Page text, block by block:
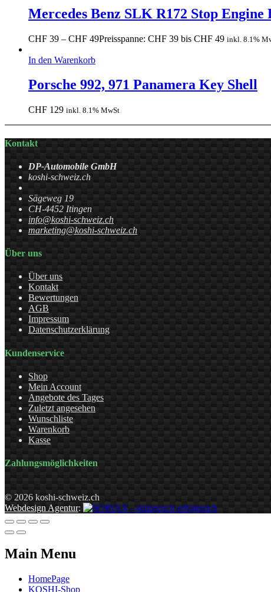
Mercedes Benz SLK R172 Stop
CHF 39 – CHF 49Preisspanne: CHF 39 bis CHF 49 inkl. 8.1%
In den Warenkorb
Porsche 992, 971 Panamera Key Shell
CHF 129 inkl. 8.1% MwSt
Kontakt
DP-Automobile GmbH
koshi-schweiz.ch
Sägeweg 19
CH-4452 Itingen
info@koshi-schweiz.ch
marketing@koshi-schweiz.ch
Über uns
Über uns
Kontakt
Bewertungen
AGB
Impressum
Datenschutzerklärung
Kundenservice
Shop
Mein Account
Angebote des Tages
Zuletzt angesehen
Wunschliste
Warenkorb
Kasse
Zahlungsmöglichkeiten
© 2026 koshi-schweiz.ch
Webdesign Agentur:
Main Menu
HomePage
KOSHI-Shop